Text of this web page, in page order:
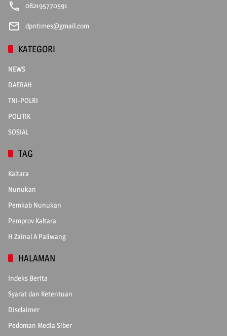
082195770591
dpntimes@gmail.com
KATEGORI
NEWS
DAERAH
TNI-POLRI
POLITIK
SOSIAL
TAG
Kaltara
Nunukan
Pemkab Nunukan
Pemprov Kaltara
H Zainal A Paliwang
HALAMAN
Indeks Berita
Syarat dan Ketentuan
Disclaimer
Pedoman Media Siber